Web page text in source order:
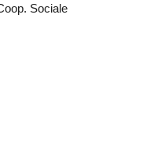
Sociale